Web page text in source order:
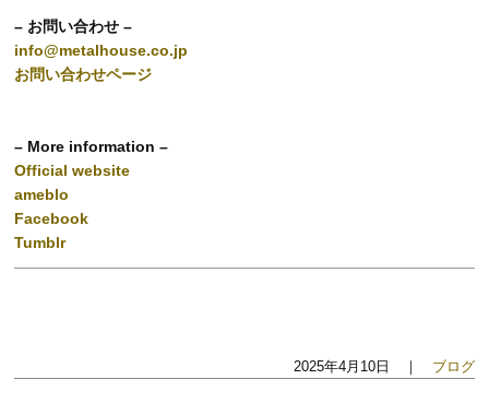
– お問い合わせ –
info@metalhouse.co.jp
お問い合わせページ
– More information –
Official website
ameblo
Facebook
Tumblr
2025年4月10日 ｜ ブログ